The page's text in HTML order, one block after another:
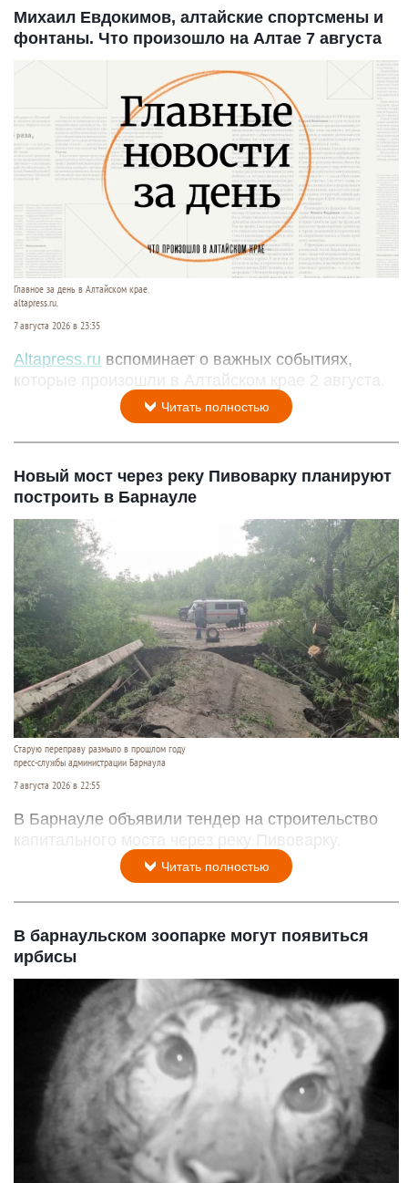
Михаил Евдокимов, алтайские спортсмены и
фонтаны. Что произошло на Алтае 7 августа
Главное за день в Алтайском крае.
altapress.ru.
7 августа 2026 в 23:35
Altapress.ru вспоминает о важных событиях,
которые произошли в Алтайском крае 2 августа.
Читать полностью
Новый мост через реку Пивоварку планируют
построить в Барнауле
Старую переправу размыло в прошлом году
пресс-службы администрации Барнаула
7 августа 2026 в 22:55
В Барнауле объявили тендер на строительство
капитального моста через реку Пивоварку.
Читать полностью
В барнаульском зоопарке могут появиться
ирбисы